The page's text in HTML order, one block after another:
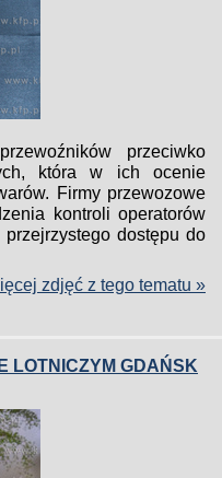
przeciwko
która w ich ocenie
Firmy przewozowe
kontroli operatorów
dostępu do
zdjęć z tego tematu »
LOTNICZYM GDAŃSK